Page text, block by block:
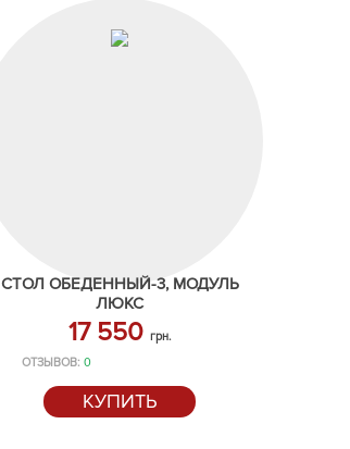
СТОЛ ОБЕДЕННЫЙ-3, МОДУЛЬ
ЛЮКС
17 550 грн.
ОТЗЫВОВ: 0
КУПИТЬ